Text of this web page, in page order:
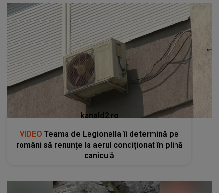
kanald2.ro
VIDEO Teama de Legionella îi determină pe
români să renunțe la aerul condiționat în plină
caniculă